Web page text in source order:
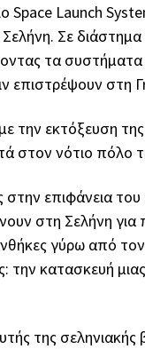
Launch
Σε
τα συστήματα
επιστρέψουν στη
την εκτόξευση
στον νότιο πόλο
στην επιφάνεια
στη Σελήνη για
γύρω από
την κατασκευή
της σεληνιακής